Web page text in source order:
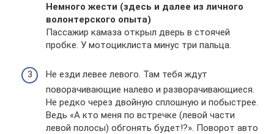
Немного жести (здесь и далее из личного
волонтерского опыта)
Пассажир камаза открыл дверь в стоячей
пробке. У мотоциклиста минус три пальца.
Не езди левее левого. Там тебя ждут
поворачивающие налево и разворачивающиеся.
Не редко через двойную сплошную и побыстрее.
Ведь «А кто меня по встречке (левой части
левой полосы) обгонять будет!?». Поворот авто